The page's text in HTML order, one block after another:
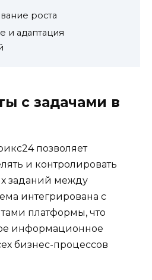
роста
и адаптация
с задачами в
позволяет
и контролировать
заданий между
интегрирована с
платформы, что
информационное
бизнес-процессов